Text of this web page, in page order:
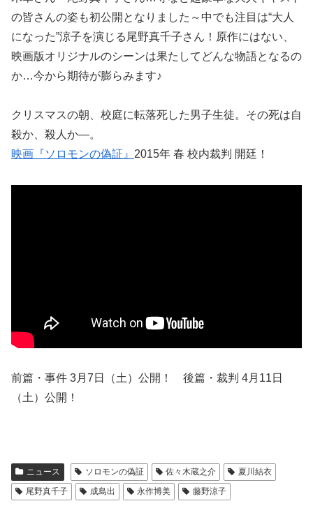
の皆さんの姿も初公開となりました～中でも注目は“大人
になった”涼子を演じる尾野真千子さん！原作にはない、
映画版オリジナルのシーンは果たしてどんな物語となるの
か…今から期待が膨らみます♪
クリスマスの朝、校庭に転落死した男子生徒。その死は自
殺か、殺人か―。
映画『ソロモンの偽証』 2015年 春 校内裁判 開廷！
前篇・事件 3月7日（土）公開！ 後篇・裁判 4月11日
（土）公開！
ニュース ソロモンの偽証 佐々木蔵之介
夏川結衣
尾野真千子
成島出 永作博美 藤野涼子